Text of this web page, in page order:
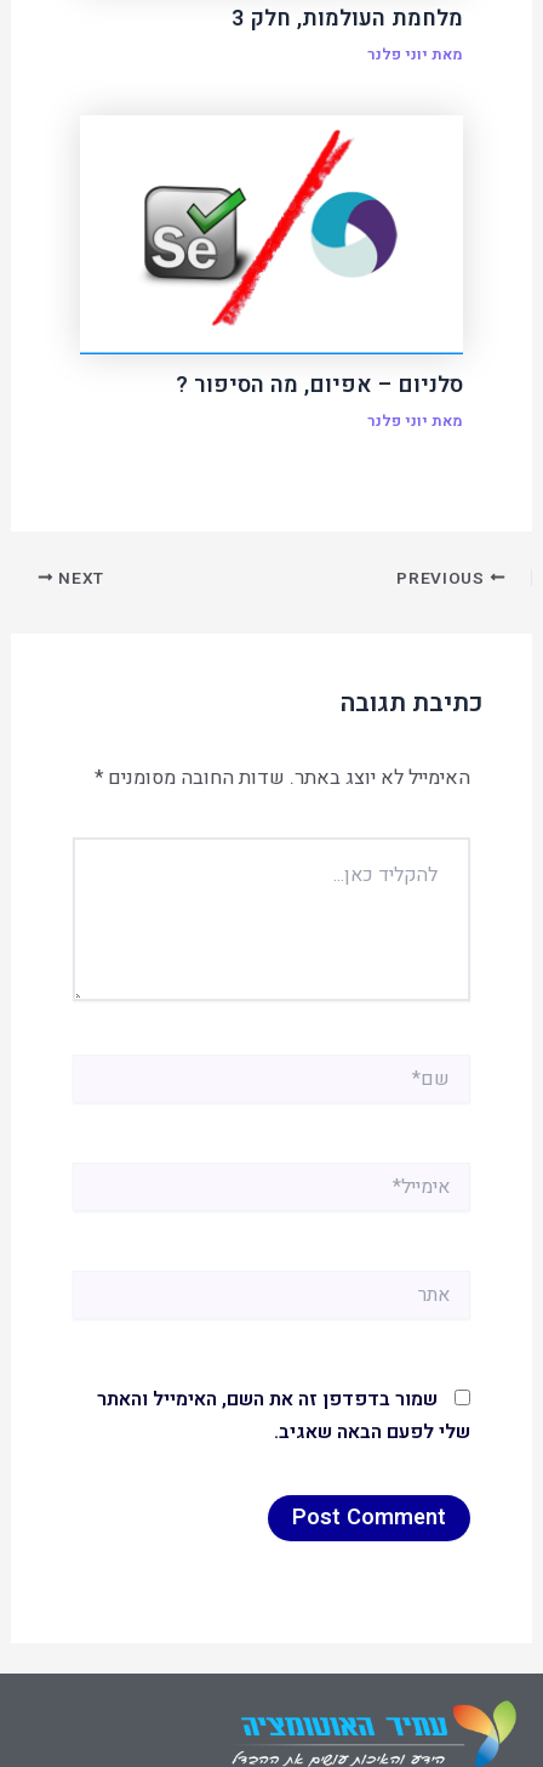
מלחמת העולמות, חלק 3
מאת יוני פלנר
סלניום – אפיום, מה הסיפור ?
מאת יוני פלנר
NEXT
כתיבת תגובה
האימייל לא יוצג באתר. שדות החובה מסומנים *
להקליד
כאן...
שמור בדפדפן זה את השם, האימייל והאתר
שלי לפעם הבאה שאגיב.